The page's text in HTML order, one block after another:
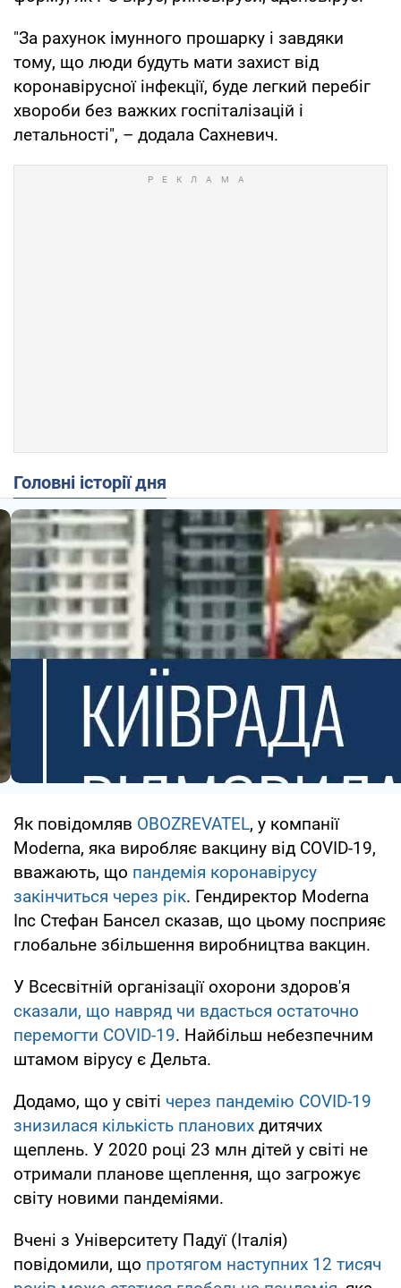
"За рахунок імунного прошарку і завдяки
тому, що люди будуть мати захист від
коронавірусної інфекції, буде легкий перебіг
хвороби без важких госпіталізацій і
летальності", – додала Сахневич.
Головні історії дня
Як повідомляв OBOZREVATEL, у компанії
Moderna, яка виробляє вакцину від COVID-19,
вважають, що пандемія коронавірусу
закінчиться через рік. Гендиректор Moderna
Inc Стефан Бансел сказав, що цьому посприяє
глобальне збільшення виробництва вакцин.
У Всесвітній організації охорони здоров'я
сказали, що навряд чи вдасться остаточно
перемогти COVID-19. Найбільш небезпечним
штамом вірусу є Дельта.
Додамо, що у світі через пандемію COVID-19
знизилася кількість планових дитячих
щеплень. У 2020 році 23 млн дітей у світі не
отримали планове щеплення, що загрожує
світу новими пандеміями.
Вчені з Університету Падуї (Італія)
повідомили, що протягом наступних 12 тисяч